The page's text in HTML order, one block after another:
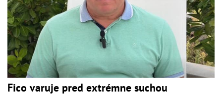
Fico varuje pred extrémne suchou